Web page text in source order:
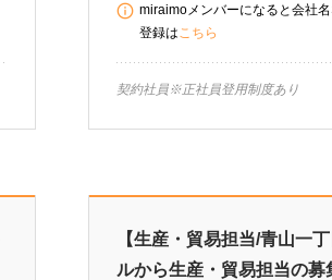
miraimoメンバーになると会社
登録はこちら
契約社員※正社員登用制度あ
【生産・貿易担当/青山一
ルから生産・貿易担当の募